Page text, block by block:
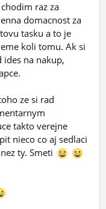
raz za
domacnost za
tasku a to je
koli tomu. Ak si
ides na nakup,
ze si rad
takto verejne
nieco co aj sedlaci
ty. Smeti